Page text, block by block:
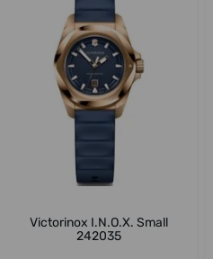
Victorinox I.N.O.X. Small
242035